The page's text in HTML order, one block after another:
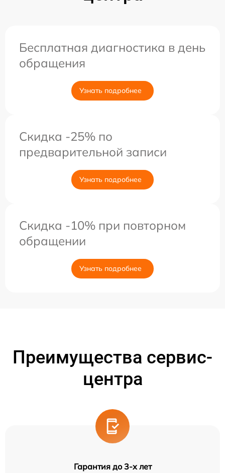
Бесплатная диагностика в день
обращения
Узнать подробнее
Скидка -25% по
предварительной записи
Узнать подробнее
Скидка -10% при повторном
обращении
Узнать подробнее
Преимущества сервис-
центра
Гарантия до 3-х лет